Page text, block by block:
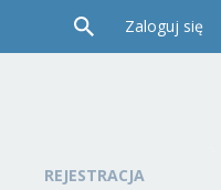
Zaloguj się
REJESTRACJA